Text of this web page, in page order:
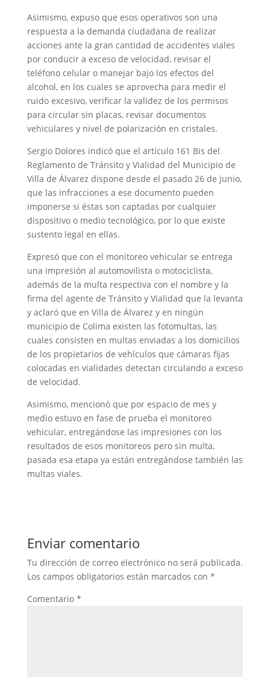
Asimismo, expuso que esos operativos son una
respuesta a la demanda ciudadana de realizar
acciones ante la gran cantidad de accidentes viales
por conducir a exceso de velocidad, revisar el
teléfono celular o manejar bajo los efectos del
alcohol, en los cuales se aprovecha para medir el
ruido excesivo, verificar la validez de los permisos
para circular sin placas, revisar documentos
vehiculares y nivel de polarización en cristales.
Sergio Dolores indicó que el artículo 161 Bis del
Reglamento de Tránsito y Vialidad del Municipio de
Villa de Álvarez dispone desde el pasado 26 de junio,
que las infracciones a ese documento pueden
imponerse si éstas son captadas por cualquier
dispositivo o medio tecnológico, por lo que existe
sustento legal en ellas.
Expresó que con el monitoreo vehicular se entrega
una impresión al automovilista o motociclista,
además de la multa respectiva con el nombre y la
firma del agente de Tránsito y Vialidad que la levanta
y aclaró que en Villa de Álvarez y en ningún
municipio de Colima existen las fotomultas, las
cuales consisten en multas enviadas a los domicilios
de los propietarios de vehículos que cámaras fijas
colocadas en vialidades detectan circulando a exceso
de velocidad.
Asimismo, mencionó que por espacio de mes y
medio estuvo en fase de prueba el monitoreo
vehicular, entregándose las impresiones con los
resultados de esos monitoreos pero sin multa,
pasada esa etapa ya están entregándose también las
multas viales.
Enviar comentario
Tu dirección de correo electrónico no será publicada.
Los campos obligatorios están marcados con *
Comentario *